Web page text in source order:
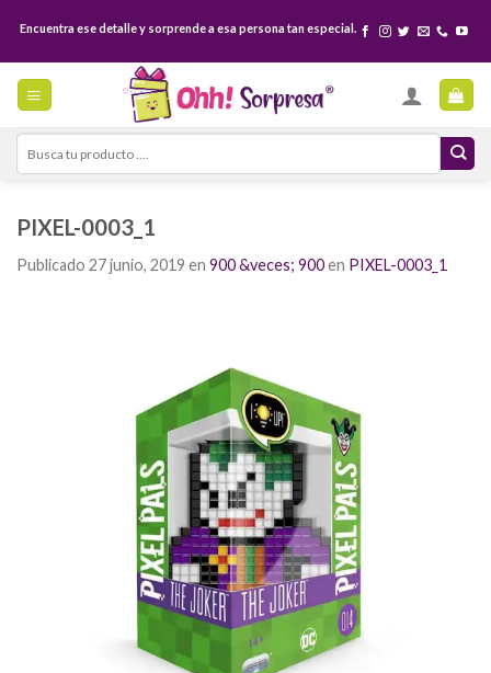
content
Encuentra ese detalle y sorprende a esa persona tan especial.
Search
for:
PIXEL-0003_1
Publicado 27 junio, 2019 en 900 &veces; 900en PIXEL-0003_1